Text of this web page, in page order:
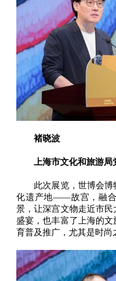
褚晓波
上海市文化和旅游局
此次展览，世博会博
化遗产地——故宫，融合
景，让深宫文物走近市
盛宴，也丰富了上海的
育普及推广，尤其是时尚